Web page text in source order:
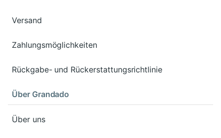
Versand
Zahlungsmöglichkeiten
Rückgabe- und Rückerstattungsrichtlinie
Über Grandado
Über uns